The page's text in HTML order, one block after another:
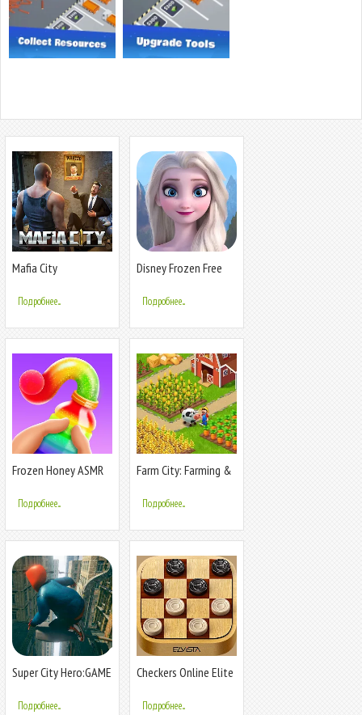
Mafia City
Подробнее...
Disney Frozen Free
Подробнее...
Frozen Honey ASMR
Подробнее...
Farm City: Farming &
Подробнее...
Super City Hero:GAME
Подробнее...
Checkers Online Elite
Подробнее...